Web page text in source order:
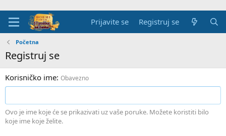
Prijavite se Registruj se
Početna
Registruj se
Korisničko ime Obavezno
Ovo je ime koje će se prikazivati uz vaše poruke. Možete koristiti bilo
koje ime koje želite.